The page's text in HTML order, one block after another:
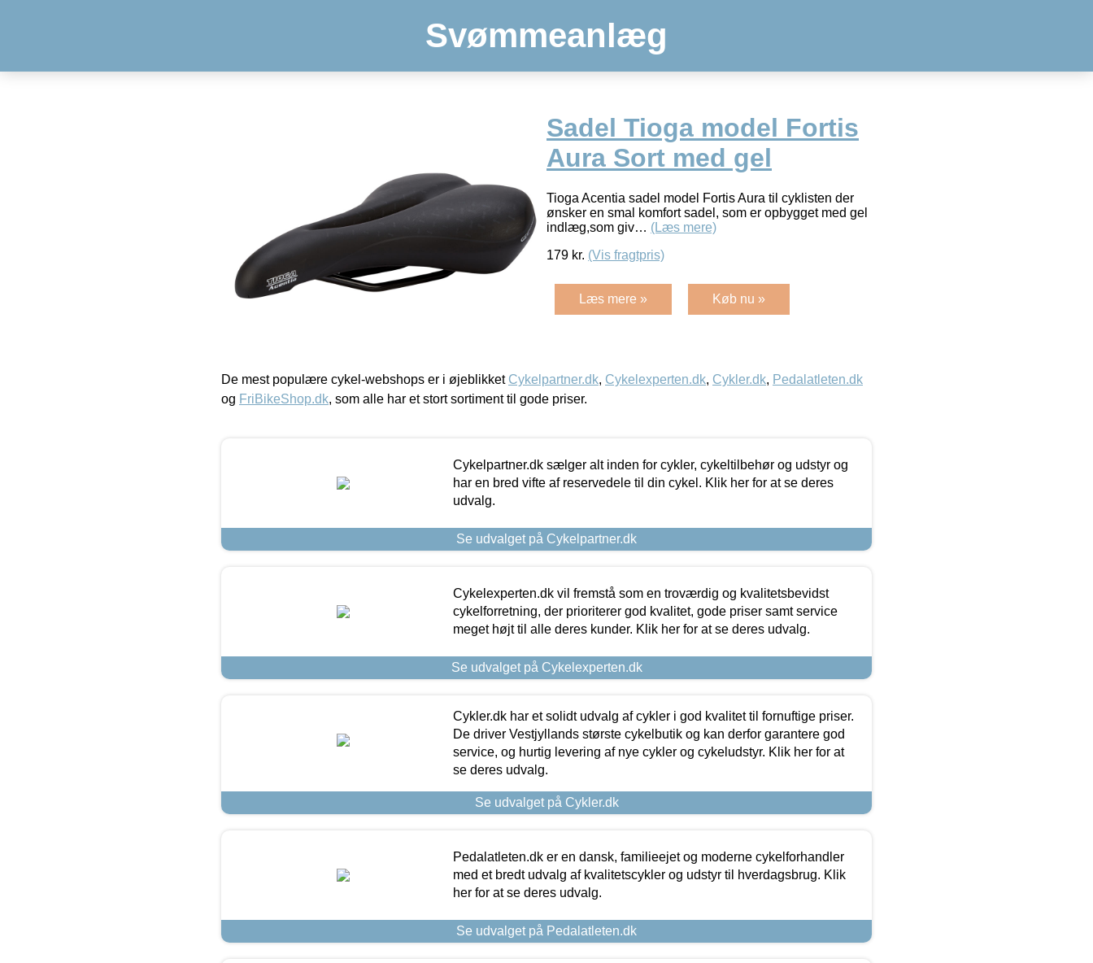
Svømmeanlæg
Sadel Tioga model Fortis
Aura Sort med gel
Tioga Acentia sadel model Fortis Aura til cyklisten der
ønsker en smal komfort sadel, som er opbygget med gel
indlæg,som giv… (Læs mere)
179 kr. (Vis fragtpris)
Læs mere » Køb nu »
De mest populære cykel-webshops er i øjeblikket Cykelpartner.dk, Cykelexperten.dk, Cykler.dk, Pedalatleten.dk
og FriBikeShop.dk, som alle har et stort sortiment til gode priser.
Cykelpartner.dk sælger alt inden for cykler, cykeltilbehør og udstyr og
har en bred vifte af reservedele til din cykel. Klik her for at se deres
udvalg.
Se udvalget på Cykelpartner.dk
Cykelexperten.dk vil fremstå som en troværdig og kvalitetsbevidst
cykelforretning, der prioriterer god kvalitet, gode priser samt service
meget højt til alle deres kunder. Klik her for at se deres udvalg.
Se udvalget på Cykelexperten.dk
Cykler.dk har et solidt udvalg af cykler i god kvalitet til fornuftige priser.
De driver Vestjyllands største cykelbutik og kan derfor garantere god
service, og hurtig levering af nye cykler og cykeludstyr. Klik her for at
se deres udvalg.
Se udvalget på Cykler.dk
Pedalatleten.dk er en dansk, familieejet og moderne cykelforhandler
med et bredt udvalg af kvalitetscykler og udstyr til hverdagsbrug. Klik
her for at se deres udvalg.
Se udvalget på Pedalatleten.dk